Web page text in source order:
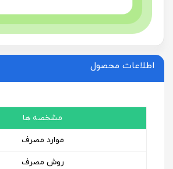
اطلاعات محصول
مشخصه ها
موارد مصرف
روش مصرف